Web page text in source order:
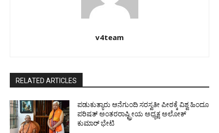
v4team
RELATED ARTICLES
ಪಡುಕುತ್ಯಾರು ಆನೆಗುಂದಿ ಸರಸ್ವತೀ ಪೀಠಕ್ಕೆ ವಿಶ್ವ ಹಿಂದೂ
ಪರಿಷತ್ ಅಂತರರಾಷ್ಟ್ರೀಯ ಅಧ್ಯಕ್ಷ ಅಲೋಕ್
ಕುಮಾರ್ ಭೇಟಿ